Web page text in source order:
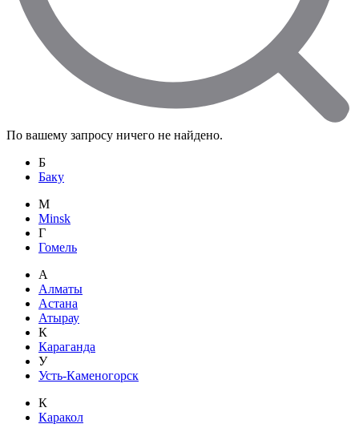
По вашему запросу ничего не найдено.
Б
Баку
M
Minsk
Г
Гомель
А
Алматы
Астана
Атырау
К
Караганда
У
Усть-Каменогорск
К
Каракол